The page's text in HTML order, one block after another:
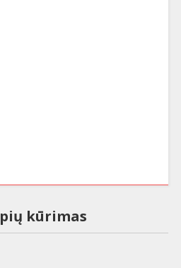
kūrimas